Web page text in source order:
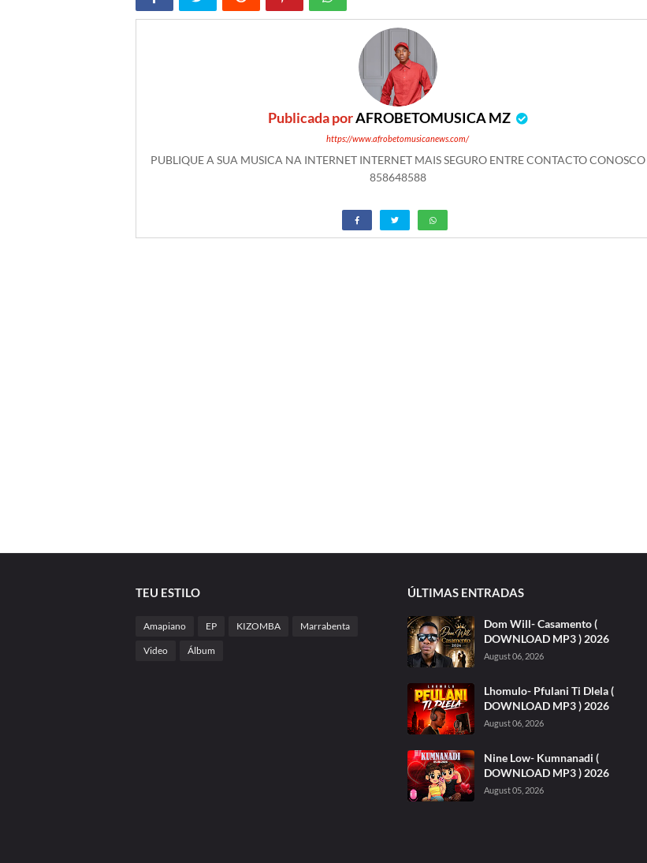
Publicada porAFROBETOMUSICA MZ
https://www.afrobetomusicanews.com/
PUBLIQUE A SUA MUSICA NA INTERNET INTERNET MAIS SEGURO ENTRE CONTACTO CONOSCO
858648588
TEU ESTILO
Amapiano EP KIZOMBA Marrabenta
Video Álbum
ÚLTIMAS ENTRADAS
Dom Will- Casamento (
DOWNLOAD MP3 ) 2026
August 06, 2026
Lhomulo- Pfulani Ti Dlela (
DOWNLOAD MP3 ) 2026
August 06, 2026
Nine Low- Kumnanadi (
DOWNLOAD MP3 ) 2026
August 05, 2026